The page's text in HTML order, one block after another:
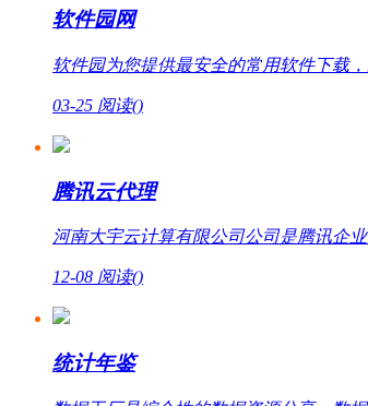
软件园网
软件园为您提供最安全的常用软件下载
03-25 阅读()
腾讯云代理
河南大宇云计算有限公司公司是腾讯企
12-08 阅读()
统计年鉴